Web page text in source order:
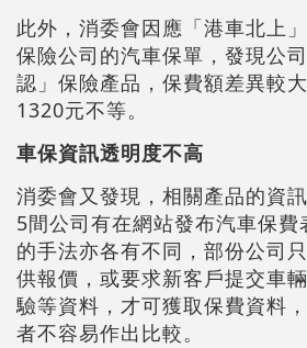
此外，消委會因應「港車北上
保險公司的汽車保單，發現公
認」保險產品，保費額差異較
1320元不等。
車保資訊透明度不高
消委會又發現，相關產品的資
5間公司有在網站發布汽車保
的手法亦各有不同，部份公司
供報價，或要求新客戶提交車
驗等資料，才可獲取保費資料
者不容易作出比較。